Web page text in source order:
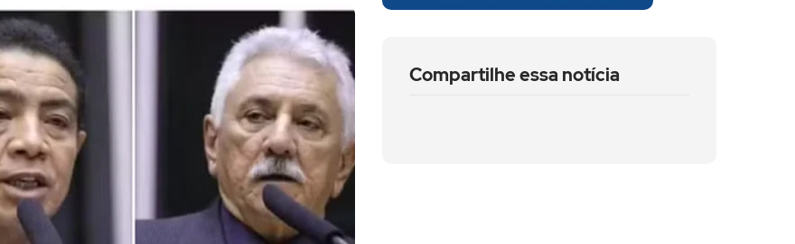
Compartilhe essa notícia